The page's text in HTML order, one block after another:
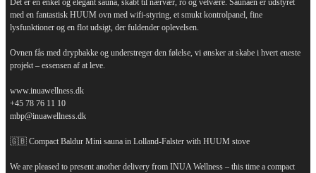
Det er en enkel og elegant sauna, skabt til nærvær, ro og velvære. Saunaen er udstyret
med en fantastisk HUUM ovn med wifi-styring, et smukt kontrolpanel, fine
lysfunktioner og en flot udsigt, der fuldender oplevelsen.
Ovnen fås med drypbakke og understreger den følelse, vi ønsker at skabe i hvert eneste
projekt – essensen af at leve.
www.inuawellness.dk
+45 78 76 11 10
mbp@inuawellness.dk
🇬🇧 Compact Baldur Mini sauna in Lolland-Falster with HUUM stove
We are pleased to present another delivery from INUA Wellness – this time a compact